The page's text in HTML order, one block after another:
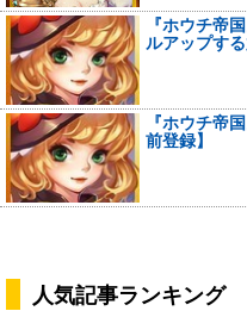
『ホウチ帝
ルアップす
『ホウチ帝
前登録】
人気記事ランキング